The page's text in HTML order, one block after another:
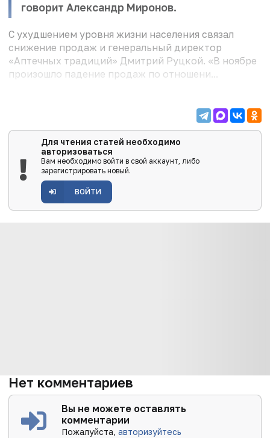
говорит Александр Миронов.
С ухудшением уровня жизни населения связал
снижение продаж и генеральный директор
«Аптечных традиций» Дмитрий Руцкой. «В ноябре
произошло падение продаж по отношени...
Для чтения статей необходимо
авторизоваться
Вам необходимо войти в свой аккаунт, либо
зарегистрировать новый.
ВОЙТИ
Нет комментариев
Вы не можете оставлять
комментарии
Пожалуйста,авторизуйтесь